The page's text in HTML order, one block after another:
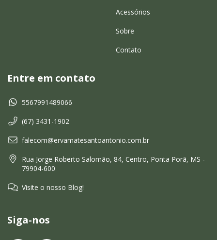
Acessórios
Sobre
Contato
Entre em contato
5567991489066
(67) 3431-1902
falecom@ervamatesantoantonio.com.br
Rua Jorge Roberto Salomão, 84, Centro, Ponta Porã, MS -
79904-600
Visite o nosso Blog!
Siga-nos